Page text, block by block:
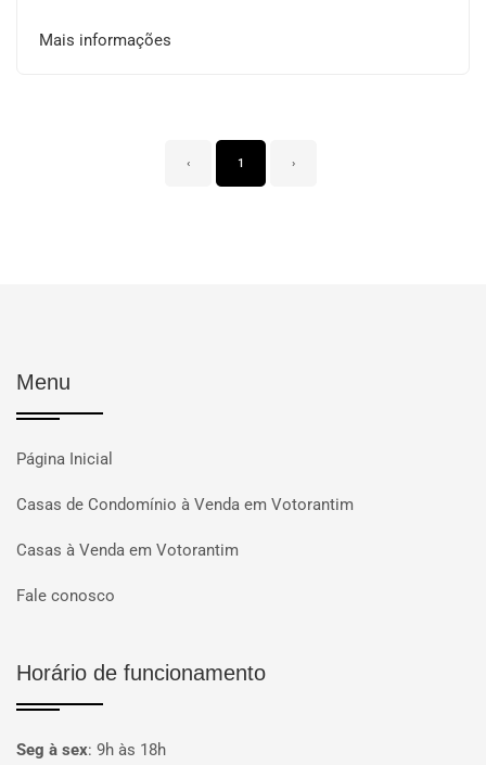
Mais informações
‹ 1 ›
Menu
Página Inicial
Casas de Condomínio à Venda em Votorantim
Casas à Venda em Votorantim
Fale conosco
Horário de funcionamento
Seg à sex: 9h às 18h